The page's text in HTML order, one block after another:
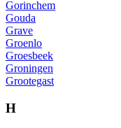
Gorinchem
Gouda
Grave
Groenlo
Groesbeek
Groningen
Grootegast
H